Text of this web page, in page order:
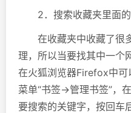
2．搜索收藏夹里面的
在收藏夹中收藏了很
理，所以当要找其中一个
在火狐浏览器Firefox中可
菜单“书签→管理书签”，
要搜索的关键字，按回车